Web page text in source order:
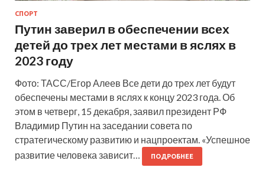
СПОРТ
Путин заверил в обеспечении всех
детей до трех лет местами в яслях в
2023 году
Фото: ТАСС/Егор Алеев Все дети до трех лет будут
обеспечены местами в яслях к концу 2023 года. Об
этом в четверг, 15 декабря, заявил президент РФ
Владимир Путин на заседании совета по
стратегическому развитию и нацпроектам. «Успешное
развитие человека зависит…
ПОДРОБНЕЕ